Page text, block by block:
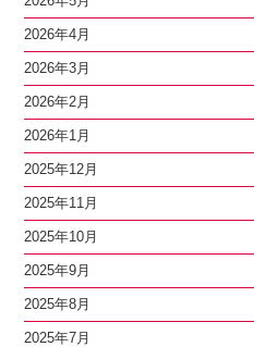
2026年4月
2026年3月
2026年2月
2026年1月
2025年12月
2025年11月
2025年10月
2025年9月
2025年8月
2025年7月